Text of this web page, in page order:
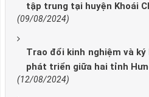
tập trung tại huyện Khoái
(09/08/2024)
Trao đổi kinh nghiệm và
phát triển giữa hai tỉnh
(12/08/2024)